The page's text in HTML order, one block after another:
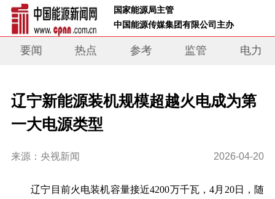
国家能源局主管
中国能源传媒集团有限公司主办
要闻 热点 参考 监管 电力
辽宁新能源装机规模超越火电成为第
一大电源类型
来源：央视新闻 2026-04-20
辽宁目前火电装机容量接近4200万千瓦，4月20日，随